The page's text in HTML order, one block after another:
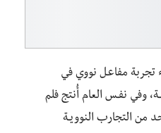
أثناء تجربة مفاعـل نووي في
وفي نفـس العام أُنتج فلم
من التجارب النوويـة